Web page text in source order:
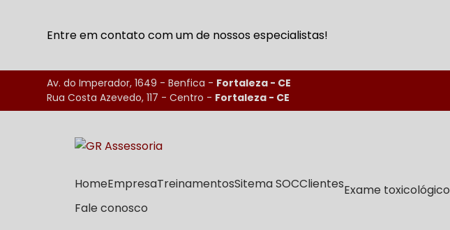
Entre em contato com um de nossos especialistas!
Av. do Imperador, 1649 - Benfica - Fortaleza - CE
Rua Costa Azevedo, 117 - Centro - Fortaleza - CE
Home Empresa Treinamentos Sitema SOC Clientes exame toxicológico
Fale conosco